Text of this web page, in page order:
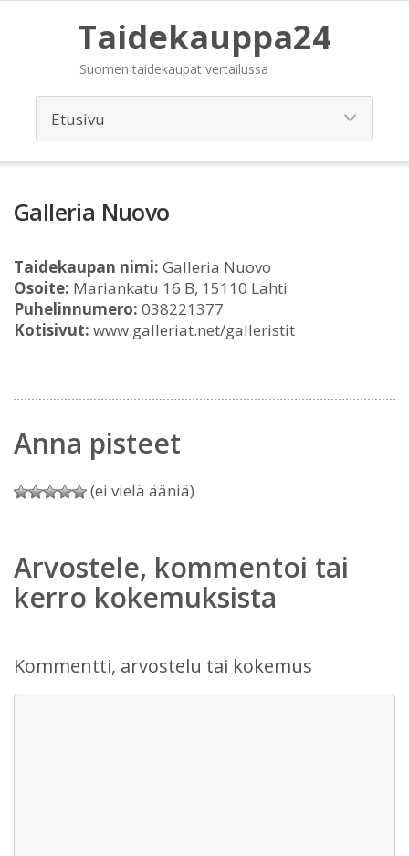
Taidekauppa24
Suomen taidekaupat vertailussa
Galleria Nuovo
Taidekaupan nimi: Galleria Nuovo
Osoite: Mariankatu 16 B, 15110 Lahti
Puhelinnumero: 038221377
Kotisivut: www.galleriat.net/galleristit
Anna pisteet
(ei vielä ääniä)
Arvostele, kommentoi tai
kerro kokemuksista
Kommentti, arvostelu tai kokemus